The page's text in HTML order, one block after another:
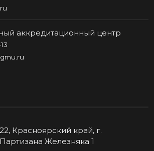
аккредитационный центр
Красноярский край, г.
Железняка 1